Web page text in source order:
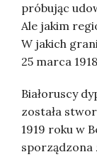
próbując
Ale jakim
W jakich
25 marca
Białoruscy
została
1919 roku w
sporządzona